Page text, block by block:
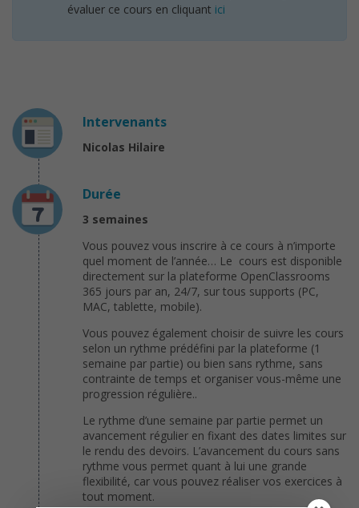
évaluer ce cours en cliquant ici
Intervenants
Nicolas Hilaire
Durée
3 semaines
Vous pouvez vous inscrire à ce cours à n’importe
quel moment de l’année… Le cours est disponible
directement sur la plateforme OpenClassrooms
365 jours par an, 24/7, sur tous supports (PC,
MAC, tablette, mobile).
Vous pouvez également choisir de suivre les cours
selon un rythme prédéfini par la plateforme (1
semaine par partie) ou bien sans rythme, sans
contrainte de temps et organiser vous-même une
progression régulière..
Le rythme d’une semaine par partie permet un
avancement régulier en fixant des dates limites sur
le rendu des devoirs. L’avancement du cours sans
rythme vous permet quant à lui une grande
flexibilité, car vous pouvez réaliser vos exercices à
tout moment.